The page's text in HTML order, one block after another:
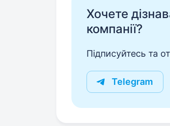
Хочете
компанії?
Підписуйтесь та
Telegram